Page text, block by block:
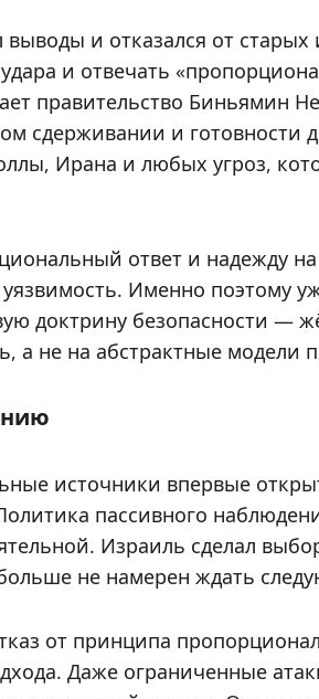
выводы и отказался от
и отвечать
правительство Биньямин
сдерживании и готовности
Ирана и любых угроз,
ответ и надежду
Именно поэтому
доктрину безопасности —
а не на абстрактные модели
источники впервые
пассивного
Израиль сделал
не намерен ждать
от принципа
Даже ограниченные